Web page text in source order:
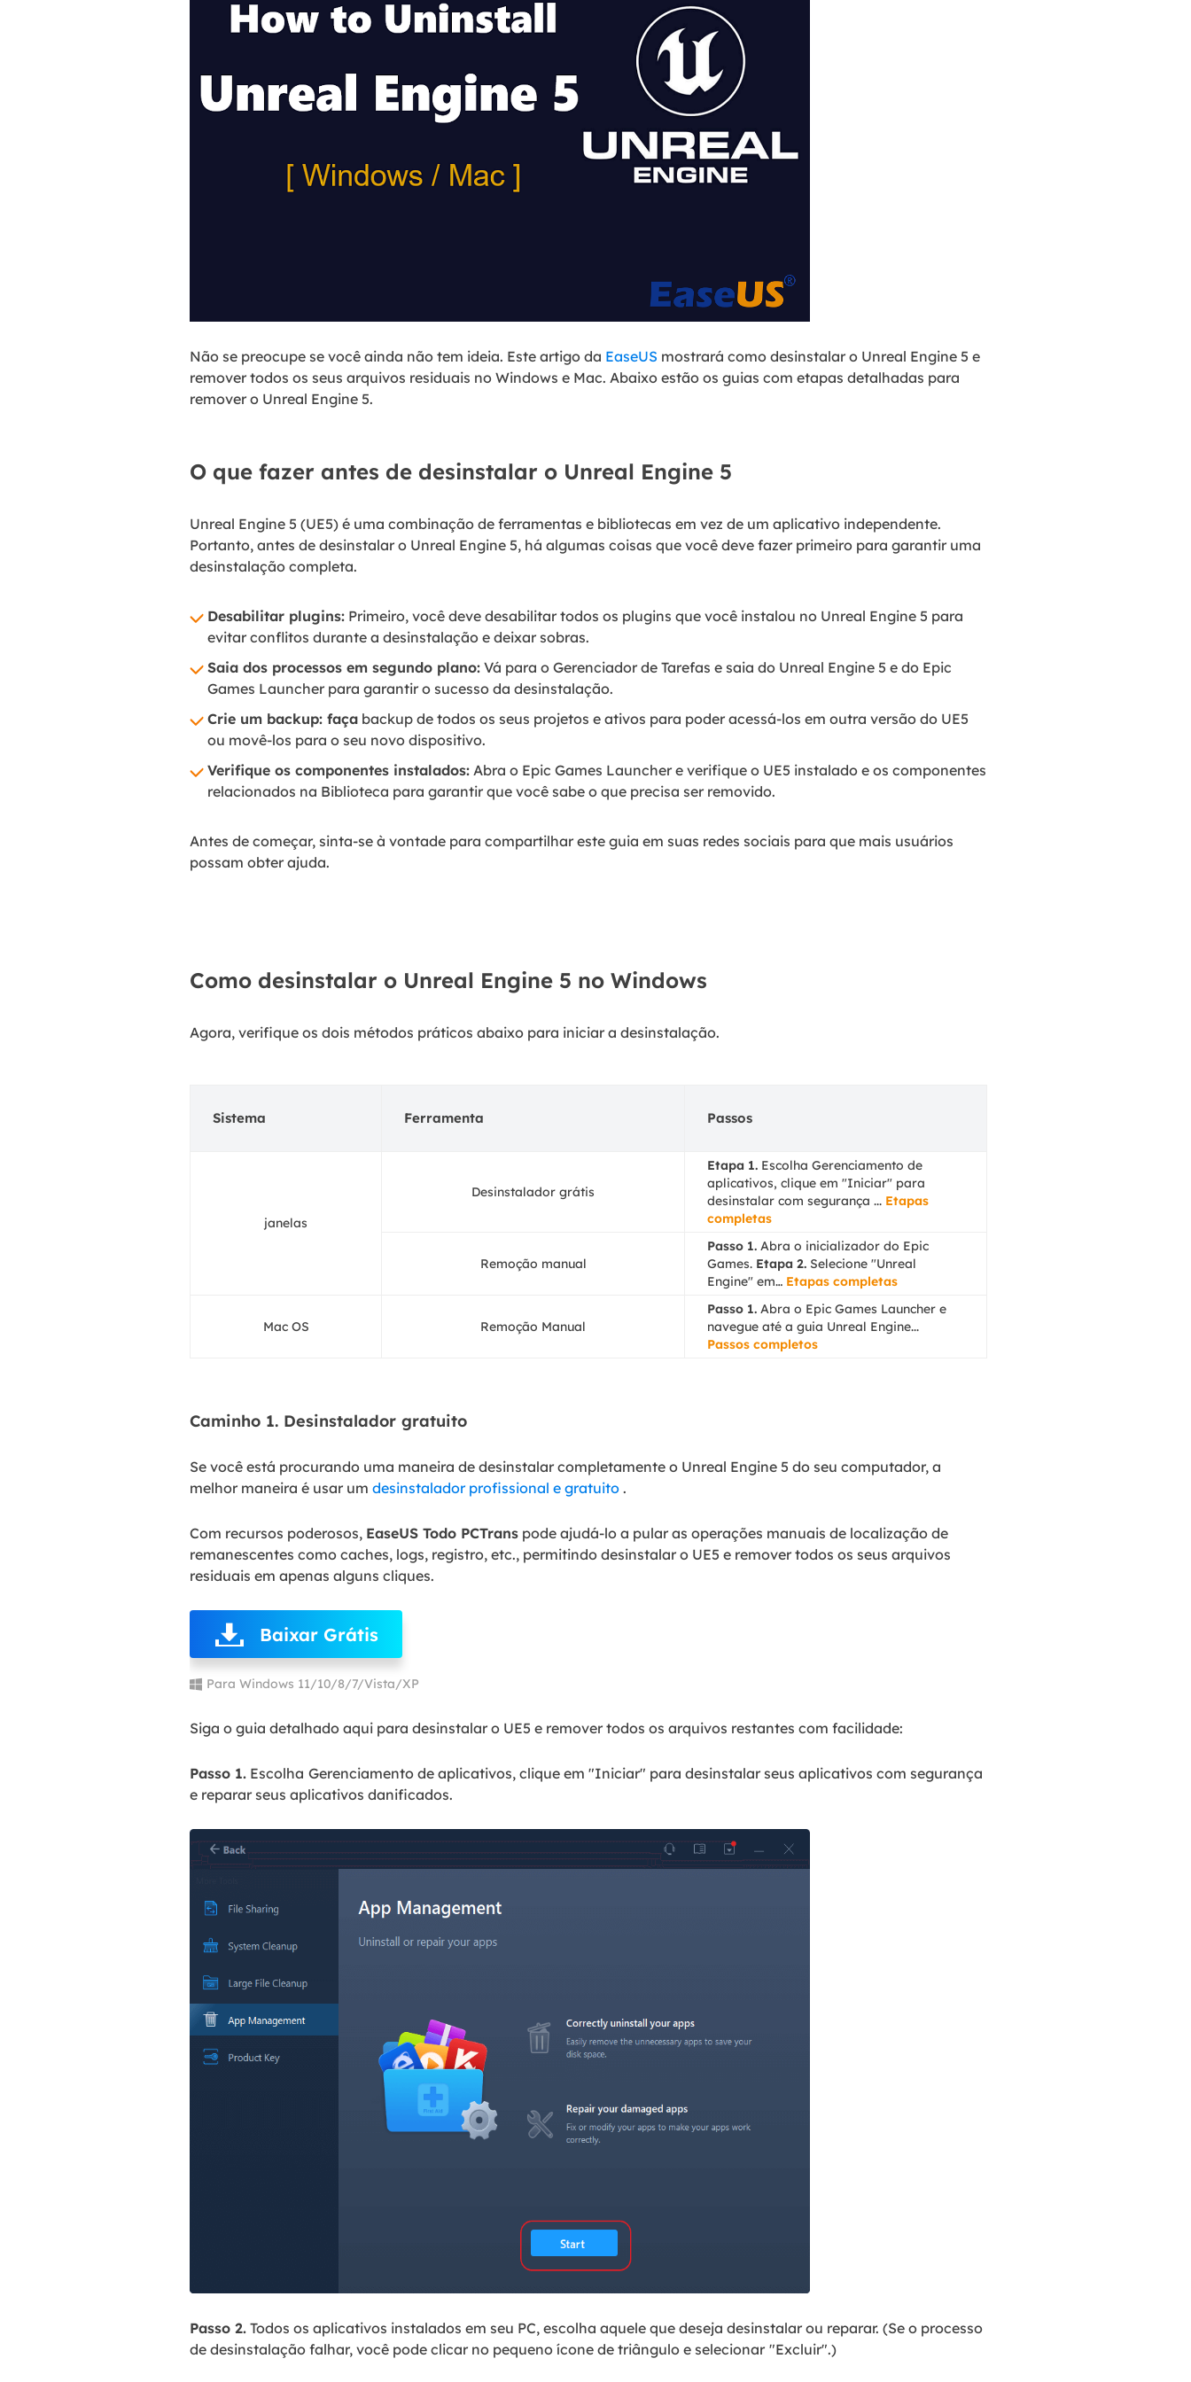
Não se preocupe se você ainda não tem ideia. Este artigo da EaseUS mostrará como desinstalar o Unreal Engine 5 e
remover todos os seus arquivos residuais no Windows e Mac. Abaixo estão os guias com etapas detalhadas para
remover o Unreal Engine 5.
O que fazer antes de desinstalar o Unreal Engine 5
Unreal Engine 5 (UE5) é uma combinação de ferramentas e bibliotecas em vez de um aplicativo independente.
Portanto, antes de desinstalar o Unreal Engine 5, há algumas coisas que você deve fazer primeiro para garantir uma
desinstalação completa.
Desabilitar plugins: Primeiro, você deve desabilitar todos os plugins que você instalou no Unreal Engine 5 para
evitar conflitos durante a desinstalação e deixar sobras.
Saia dos processos em segundo plano: Vá para o Gerenciador de Tarefas e saia do Unreal Engine 5 e do Epic
Games Launcher para garantir o sucesso da desinstalação.
Crie um backup: faça backup de todos os seus projetos e ativos para poder acessá-los em outra versão do UE5
ou movê-los para o seu novo dispositivo.
Verifique os componentes instalados: Abra o Epic Games Launcher e verifique o UE5 instalado e os componentes
relacionados na Biblioteca para garantir que você sabe o que precisa ser removido.
Antes de começar, sinta-se à vontade para compartilhar este guia em suas redes sociais para que mais usuários
possam obter ajuda.
Como desinstalar o Unreal Engine 5 no Windows
Agora, verifique os dois métodos práticos abaixo para iniciar a desinstalação.
Sistema Ferramenta Passos
janelas
Desinstalador grátis
Etapa 1. Escolha Gerenciamento de
aplicativos, clique em "Iniciar" para
desinstalar com segurança ... Etapas
completas
Remoção manual
Passo 1. Abra o inicializador do Epic
Games. Etapa 2. Selecione "Unreal
Engine" em… Etapas completas
Mac OS Remoção Manual
Passo 1. Abra o Epic Games Launcher e
navegue até a guia Unreal Engine...
Passos completos
Caminho 1. Desinstalador gratuito
Se você está procurando uma maneira de desinstalar completamente o Unreal Engine 5 do seu computador, a
melhor maneira é usar um desinstalador profissional e gratuito .
Com recursos poderosos, EaseUS Todo PCTrans pode ajudá-lo a pular as operações manuais de localização de
remanescentes como caches, logs, registro, etc., permitindo desinstalar o UE5 e remover todos os seus arquivos
residuais em apenas alguns cliques.
Baixar Grátis
Para Windows 11/10/8/7/Vista/XP
Siga o guia detalhado aqui para desinstalar o UE5 e remover todos os arquivos restantes com facilidade:
Passo 1. Escolha Gerenciamento de aplicativos, clique em "Iniciar" para desinstalar seus aplicativos com segurança
e reparar seus aplicativos danificados.
Passo 2. Todos os aplicativos instalados em seu PC, escolha aquele que deseja desinstalar ou reparar. (Se o processo
de desinstalação falhar, você pode clicar no pequeno ícone de triângulo e selecionar "Excluir".)